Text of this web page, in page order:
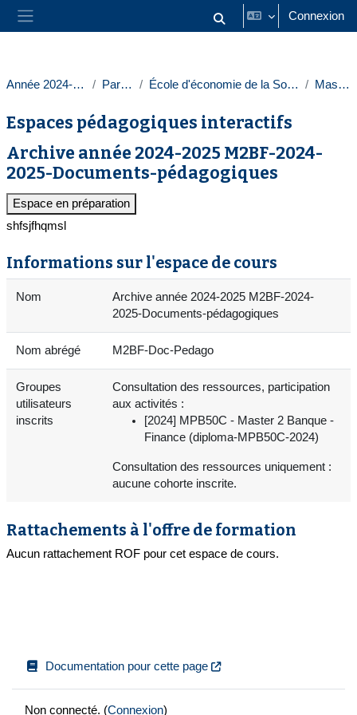
Passer au contenu principal
Panneau latéral Activer/désactiver la saisie
Connexion
Année 2024-2025 Paris 1 École d'économie de la Sorbonne Masters
Espaces pédagogiques interactifs
Archive année 2024-2025 M2BF-2024-
2025-Documents-pédagogiques
Espace en préparation
shfsjfhqmsl
Informations sur l'espace de cours
Nom
Archive année 2024-2025 M2BF-2024-
2025-Documents-pédagogiques
Nom abrégé M2BF-Doc-Pedago
Groupes
utilisateurs
inscrits
Consultation des ressources, participation
aux activités :
[2024] MPB50C - Master 2 Banque -
Finance (diploma-MPB50C-2024)
Consultation des ressources uniquement :
aucune cohorte inscrite.
Rattachements à l'offre de formation
Aucun rattachement ROF pour cet espace de cours.
Documentation pour cette page
Non connecté. (Connexion)